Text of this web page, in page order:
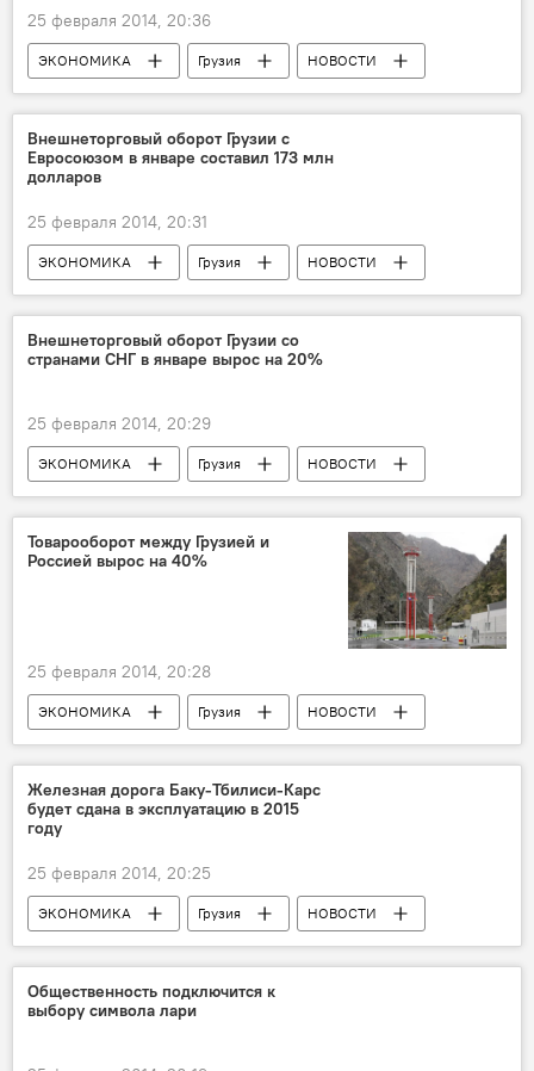
25 февраля 2014, 20:36
ЭКОНОМИКА Грузия НОВОСТИ
Внешнеторговый оборот Грузии с
Евросоюзом в январе составил 173 млн
долларов
25 февраля 2014, 20:31
ЭКОНОМИКА Грузия НОВОСТИ
Внешнеторговый оборот Грузии со
странами СНГ в январе вырос на 20%
25 февраля 2014, 20:29
ЭКОНОМИКА Грузия НОВОСТИ
Товарооборот между Грузией и
Россией вырос на 40%
25 февраля 2014, 20:28
ЭКОНОМИКА Грузия НОВОСТИ
Железная дорога Баку-Тбилиси-Карс
будет сдана в эксплуатацию в 2015
году
25 февраля 2014, 20:25
ЭКОНОМИКА Грузия НОВОСТИ
Общественность подключится к
выбору символа лари